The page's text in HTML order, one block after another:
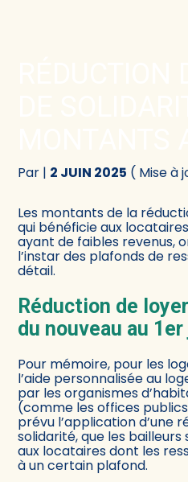
Être prêt pour la
Juridique
Audit
Conseil
Par | 2 JUIN 2025 ( Mise à
Les montants de la
qui bénéficie aux
ayant de faibles revenus,
l’instar des plafonds de
détail.
Réduction de
du nouveau au
Pour mémoire, pour les
l’aide personnalisée au
par les organismes
(comme les offices
prévu l’application d’une
solidarité, que les
aux locataires dont les
à un certain plafond.